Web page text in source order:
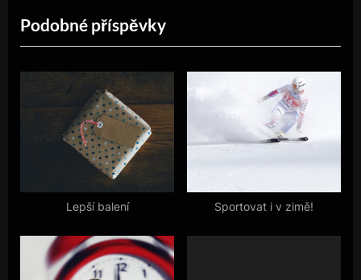
pro
příspěvek
e
v
i
t
P
Podobné příspěvky
Lepší balení Sportovat i v zimě!